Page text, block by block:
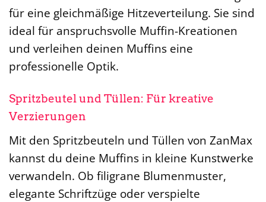
für eine gleichmäßige Hitzeverteilung. Sie sind
ideal für anspruchsvolle Muffin-Kreationen
und verleihen deinen Muffins eine
professionelle Optik.
Spritzbeutel und Tüllen: Für kreative
Verzierungen
Mit den Spritzbeuteln und Tüllen von ZanMax
kannst du deine Muffins in kleine Kunstwerke
verwandeln. Ob filigrane Blumenmuster,
elegante Schriftzüge oder verspielte